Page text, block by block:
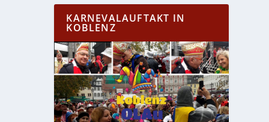
KARNEVALAUFTAKT IN
KOBLENZ